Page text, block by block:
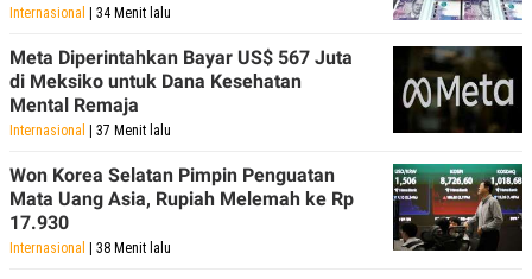
Internasional | 34 Menit lalu
Meta Diperintahkan Bayar US$ 567 Juta
di Meksiko untuk Dana Kesehatan
Mental Remaja
Internasional | 37 Menit lalu
Won Korea Selatan Pimpin Penguatan
Mata Uang Asia, Rupiah Melemah ke Rp
17.930
Internasional | 38 Menit lalu